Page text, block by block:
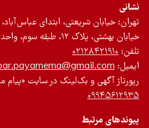
خیابان شریعتی، ابتدای عباس‌آباد،
بهشتی، پلاک ۱۲، طبقه سوم، واحد ۵
۰۲۱۲۸۴۲۱۹۱۰
khabar.payamema@gmail.com
آگهی و بک‌لینک در سایت «پیام ما»:
مرتبط